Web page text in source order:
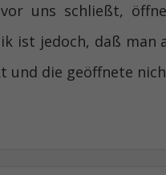
uns schließt,
ist jedoch, daß man
und die geöffnete